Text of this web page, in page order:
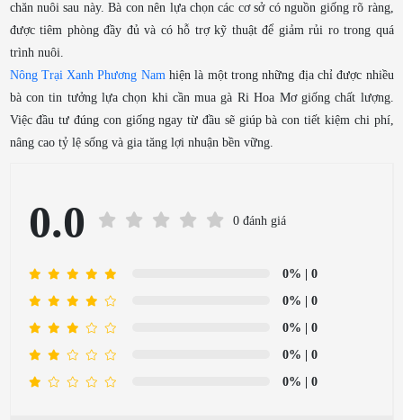
chăn nuôi sau này. Bà con nên lựa chọn các cơ sở có nguồn giống rõ ràng,
được tiêm phòng đầy đủ và có hỗ trợ kỹ thuật để giảm rủi ro trong quá
trình nuôi.
Nông Trại Xanh Phương Namhiện là một trong những địa chỉ được nhiều
bà con tin tưởng lựa chọn khi cần mua gà Ri Hoa Mơ giống chất lượng.
Việc đầu tư đúng con giống ngay từ đầu sẽ giúp bà con tiết kiệm chi phí,
nâng cao tỷ lệ sống và gia tăng lợi nhuận bền vững.
0.0 0 đánh giá
0% | 0
0% | 0
0% | 0
0% | 0
0% | 0